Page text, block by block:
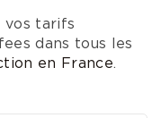
vos tarifs
dans tous les
en France.